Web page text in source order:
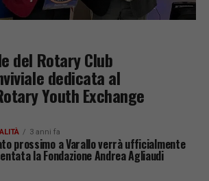
del Rotary Club
dedicata al
Youth Exchange
3 anni fa
prossimo a Varallo verrà ufficialmente
la Fondazione Andrea Agliaudi